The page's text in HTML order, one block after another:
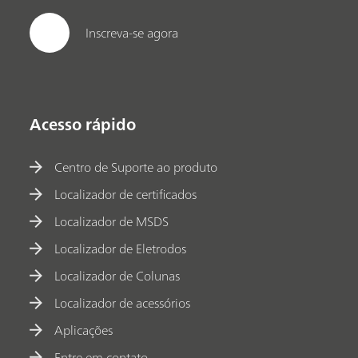
Inscreva-se agora
Acesso rápido
Centro de Suporte ao produto
Localizador de certificados
Localizador de MSDS
Localizador de Eletrodos
Localizador de Colunas
Localizador de acessórios
Aplicações